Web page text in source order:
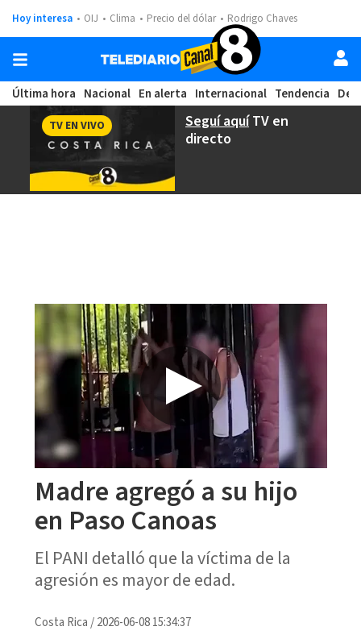
Hoy interesa OIJ Clima Precio del dólar Rodrigo Chaves
Última hora Nacional En alerta Internacional Tendencia
Seguí aquíTV en
directo
TV EN VIVO
Madre agregó a su hijo
en Paso Canoas
El PANI detalló que la víctima de la
agresión es mayor de edad.
Costa Rica /2026-06-08 15:34:37